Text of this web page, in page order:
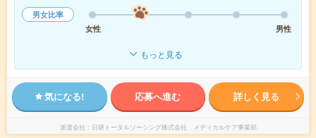
男女比率
女性
男性
もっと見る
気になる! 応募へ進む 詳しく見る
派遣会社 日研トータルソーシング株式会社 メディカルケア事業部